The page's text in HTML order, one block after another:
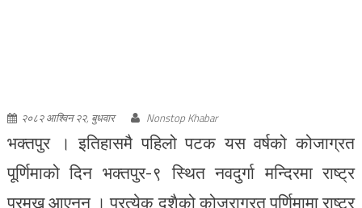
बिश्वाससहित नवदुर्गा मन्दिर व्यवस्थापन समितिले तयारी अघि
बढाएको थियो । तर, अन्तिम समयमा उनी अनुपस्थित […]